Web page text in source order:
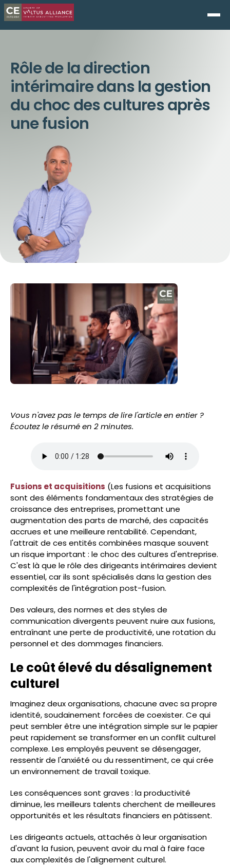
Rôle de la direction
intérimaire dans la gestion
du choc des cultures après
une fusion
Vous n'avez pas le temps de lire l'article en entier ?
Écoutez le résumé en 2 minutes.
Fusions et acquisitions (Les fusions et acquisitions
sont des éléments fondamentaux des stratégies de
croissance des entreprises, promettant une
augmentation des parts de marché, des capacités
accrues et une meilleure rentabilité. Cependant,
l'attrait de ces entités combinées masque souvent
un risque important : le choc des cultures d'entreprise.
C'est là que le rôle des dirigeants intérimaires devient
essentiel, car ils sont spécialisés dans la gestion des
complexités de l'intégration post-fusion.
Des valeurs, des normes et des styles de
communication divergents peuvent nuire aux fusions,
entraînant une perte de productivité, une rotation du
personnel et des dommages financiers.
Le coût élevé du désalignement
culturel
Imaginez deux organisations, chacune avec sa propre
identité, soudainement forcées de coexister. Ce qui
peut sembler être une intégration simple sur le papier
peut rapidement se transformer en un conflit culturel
complexe. Les employés peuvent se désengager,
ressentir de l'anxiété ou du ressentiment, ce qui crée
un environnement de travail toxique.
Les conséquences sont graves : la productivité
diminue, les meilleurs talents cherchent de meilleures
opportunités et les résultats financiers en pâtissent.
Les dirigeants actuels, attachés à leur organisation
d'avant la fusion, peuvent avoir du mal à faire face
aux complexités de l'alignement culturel.